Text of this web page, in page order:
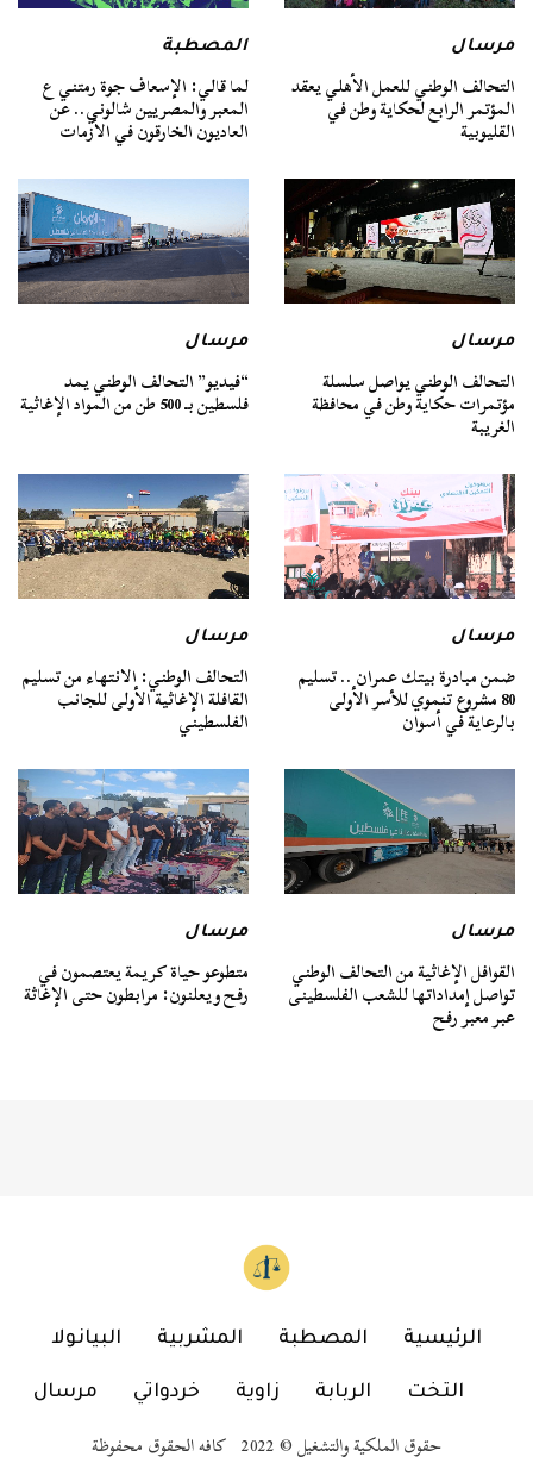
مرسال
التحالف الوطني للعمل الأهلي يعقد
المؤتمر الرابع لحكاية وطن في
القليوبية
المصطبة
لما قالي: الإسعاف جوة رمتني ع
المعبر والمصريين شالوني.. عن
العاديون الخارقون في الأزمات
مرسال
التحالف الوطني يواصل سلسلة
مؤتمرات حكاية وطن في محافظة
الغريبة
مرسال
“فيديو” التحالف الوطني يمد
فلسطين بـ 500 طن من المواد الإغاثية
مرسال
ضمن مبادرة بيتك عمران .. تسليم
80 مشروع تنموي للأسر الأولى
بالرعاية في أسوان
مرسال
التحالف الوطني: الانتهاء من تسليم
القافلة الإغاثية الأولى للجانب
الفلسطيني
مرسال
القوافل الإغاثية من التحالف الوطني
تواصل إمداداتها للشعب الفلسطينى
عبر معبر رفح
مرسال
متطوعو حياة كريمة يعتصمون في
رفح ويعلنون: مرابطون حتى الإغاثة
الرئيسية المصطبة المشربية البيانولا
التخت الربابة زاوية خردواتي مرسال
حقوق الملكية والتشغيل © 2022 كافه الحقوق محفوظة